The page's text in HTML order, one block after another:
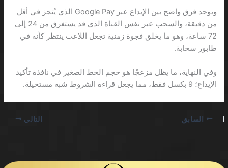
ويوجد فرق واضح بين الإيداع عبر Google Pay الذي يُنجز في أقل
من دقيقة، والسحب عبر نفس القناة الذي قد يستغرق من 24 إلى
72 ساعة، وهو ما يخلق فجوة زمنية تجعل اللاعب ينتظر كأنه في
طابور سحابة.
وفي النهاية، ما يظل مزعجًا هو حجم الخط الصغير في نافذة تأكيد
الإيداع؛ 9 بكسل فقط، مما يجعل قراءة الشروط شبه مستحيلة.
السابق التالي